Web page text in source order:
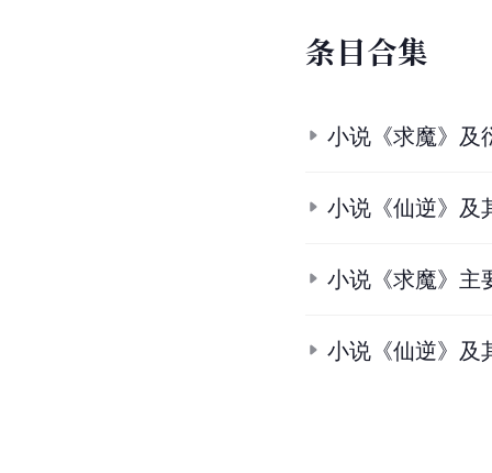
条目合集
小说《求魔》及
小说《仙逆》及
小说《求魔》主
小说《仙逆》及